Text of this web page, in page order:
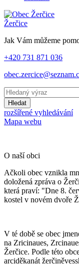
Žerčice
Jak Vám můžeme
+420 731 871 036
Hledat
rozšířené vyhledávání
Mapa webu
O naší obci
Ačkoli obec vznikla
doložená zpráva o
která praví: "Dne 8.
kostel v novém dvoře
V té době se obec
na Zricinaues,
Žerčice. Podle této
arciděkanát